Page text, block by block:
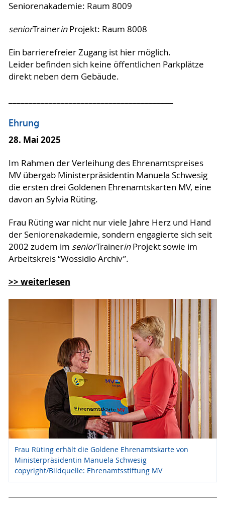
Seniorenakademie: Raum 8009
seniorTrainerinProjekt: Raum 8008
Ein barrierefreier Zugang ist hier möglich.
Leider befinden sich keine öffentlichen Parkplätze
direkt neben dem Gebäude.
Ehrung
28. Mai 2025
Im Rahmen der Verleihung des Ehrenamtspreises
MV übergab Ministerpräsidentin Manuela Schwesig
die ersten drei Goldenen Ehrenamtskarten MV, eine
davon an Sylvia Rüting.
Frau Rüting war nicht nur viele Jahre Herz und Hand
der Seniorenakademie, sondern engagierte sich seit
2002 zudem im seniorTrainerinProjekt sowie im
Arbeitskreis “Wossidlo Archiv”.
>> weiterlesen
Frau Rüting erhält die Goldene Ehrenamtskarte von
Ministerpräsidentin Manuela Schwesig
copyright/Bildquelle: Ehrenamtsstiftung MV